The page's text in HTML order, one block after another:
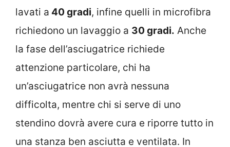
lavati a 40 gradi, infine quelli in microfibra
richiedono un lavaggio a 30 gradi. Anche
la fase dell’asciugatrice richiede
attenzione particolare, chi ha
un’asciugatrice non avrà nessuna
difficolta, mentre chi si serve di uno
stendino dovrà avere cura e riporre tutto in
una stanza ben asciutta e ventilata. In